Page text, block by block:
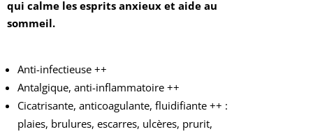
qui calme les esprits anxieux et aide au
sommeil.
Anti-infectieuse ++
Antalgique, anti-inflammatoire ++
Cicatrisante, anticoagulante, fluidifiante ++ :
plaies, brulures, escarres, ulcères, prurit,